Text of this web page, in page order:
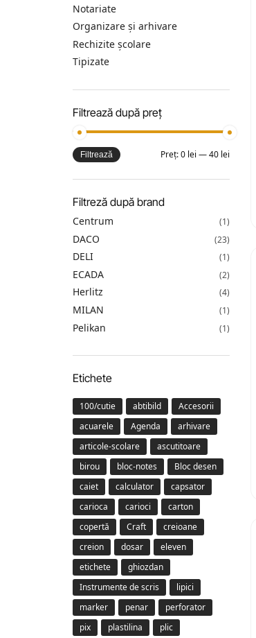
Notariate
Organizare și arhivare
Rechizite școlare
Tipizate
Filtrează după preț
Filtrează Preț:0 lei —40 lei
Filtreză după brand
Centrum (1)
DACO (23)
DELI (1)
ECADA (2)
Herlitz (4)
MILAN (1)
Pelikan (1)
Etichete
100/cutie abtibild
Accesorii
acuarele
Agenda
arhivare
articole-scolare
ascutitoare
birou
bloc-notes
Bloc desen
caiet
calculator
capsator
carioca
carioci
carton
copertă
Craft
creioane
creion
dosar
eleven
etichete
ghiozdan
Instrumente de scris
lipici
marker
penar
perforator
pix
plastilina
plic